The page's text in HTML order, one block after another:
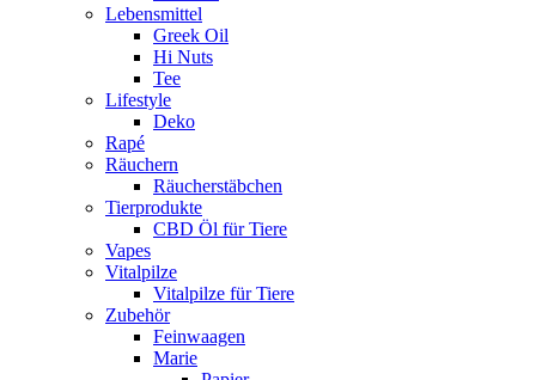
Lebensmittel
Greek Oil
Hi Nuts
Tee
Lifestyle
Deko
Rapé
Räuchern
Räucherstäbchen
Tierprodukte
CBD Öl für Tiere
Vapes
Vitalpilze
Vitalpilze für Tiere
Zubehör
Feinwaagen
Marie